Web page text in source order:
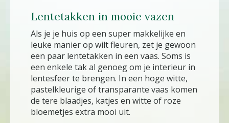
Lentetakken in mooie vazen
Als je je huis op een super makkelijke en
leuke manier op wilt fleuren, zet je gewoon
een paar lentetakken in een vaas. Soms is
een enkele tak al genoeg om je interieur in
lentesfeer te brengen. In een hoge witte,
pastelkleurige of transparante vaas komen
de tere blaadjes, katjes en witte of roze
bloemetjes extra mooi uit.